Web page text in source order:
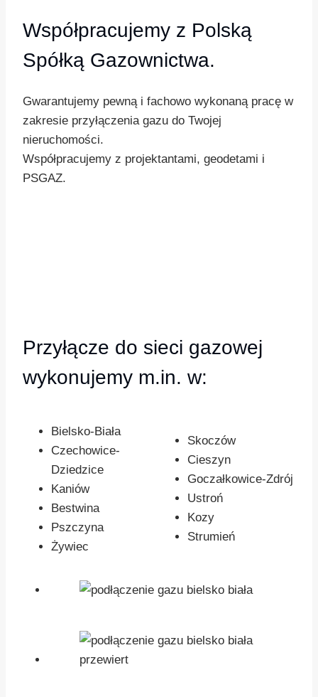
Współpracujemy z Polską
Spółką Gazownictwa.
Gwarantujemy pewną i fachowo wykonaną pracę w
zakresie przyłączenia gazu do Twojej
nieruchomości.
Współpracujemy z projektantami, geodetami i
PSGAZ.
Przyłącze do sieci gazowej
wykonujemy m.in. w:
Bielsko-Biała
Czechowice-
Dziedzice
Kaniów
Bestwina
Pszczyna
Żywiec
Skoczów
Cieszyn
Goczałkowice-Zdrój
Ustroń
Kozy
Strumień